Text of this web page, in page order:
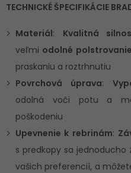
TECHNICKÉ ŠPECIFIKÁCIE
Materiál: Kvalitná
veľmi odolné polstrovanie
praskaniu a roztrhnutiu
Povrchová úprava:
odolná voči potu a
poškodeniu
Upevnenie k rebrinám:
s predkopy sa jednoducho
vašich preferencií, a